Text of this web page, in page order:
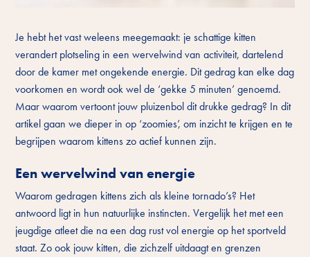
Je hebt het vast weleens meegemaakt: je schattige kitten
verandert plotseling in een wervelwind van activiteit, dartelend
door de kamer met ongekende energie. Dit gedrag kan elke dag
voorkomen en wordt ook wel de ‘gekke 5 minuten’ genoemd.
Maar waarom vertoont jouw pluizenbol dit drukke gedrag? In dit
artikel gaan we dieper in op ‘zoomies’, om inzicht te krijgen en te
begrijpen waarom kittens zo actief kunnen zijn.
Een wervelwind van energie
Waarom gedragen kittens zich als kleine tornado’s? Het
antwoord ligt in hun natuurlijke instincten. Vergelijk het met een
jeugdige atleet die na een dag rust vol energie op het sportveld
staat. Zo ook jouw kitten, die zichzelf uitdaagt en grenzen